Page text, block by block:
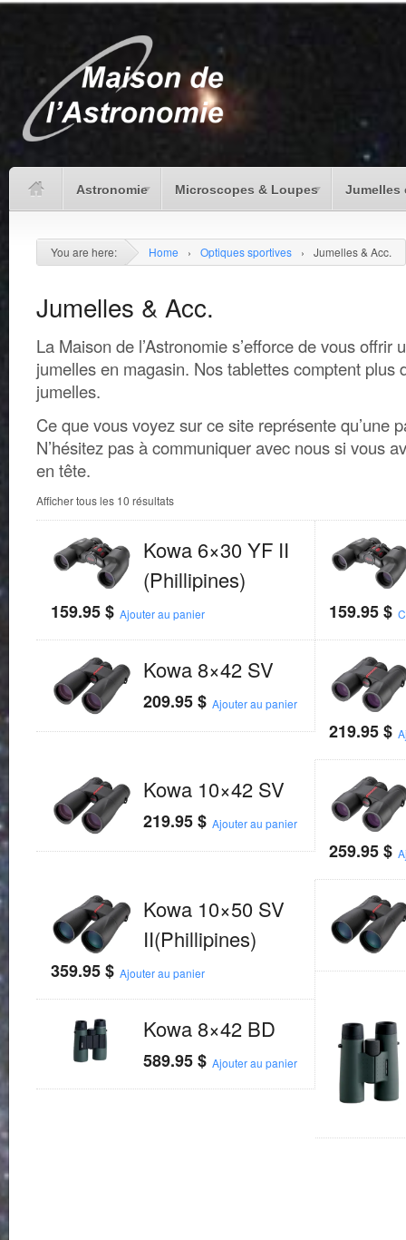
Astronomie Microscopes & Loupes Jumelles
You are here: Home › Optiques sportives › Jumelles & Acc.
Jumelles & Acc.
La Maison de l’Astronomie s’efforce de vous offrir
jumelles en magasin. Nos tablettes comptent plus
jumelles.
Ce que vous voyez sur ce site représente qu’une
N’hésitez pas à communiquer avec nous si vous
en tête.
Afficher tous les 10 résultats
Kowa 6×30 YF II
(Phillipines)
159.95$ Ajouter au panier 159.95$
Kowa 8×42 SV
209.95$ Ajouter au panier
219.95$
Kowa 10×42 SV
219.95$ Ajouter au panier
259.95$
Kowa 10×50 SV
II(Phillipines)
359.95$ Ajouter au panier
Kowa 8×42 BD
589.95$ Ajouter au panier